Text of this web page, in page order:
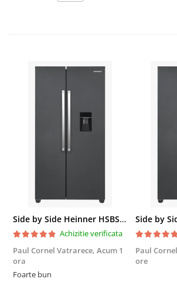
Side by Side Heinner HSBS-HM439NFINVDGWDE++, Total No Frost, Compresor Inverter, Dozator Apa, Display Touch LED, 439 L, Clasa E, Gri Antracit Texturat
Achizitie verificata
Paul Cornel Vatrarece, Acum 1
ora
Foarte bun
Paul
ore